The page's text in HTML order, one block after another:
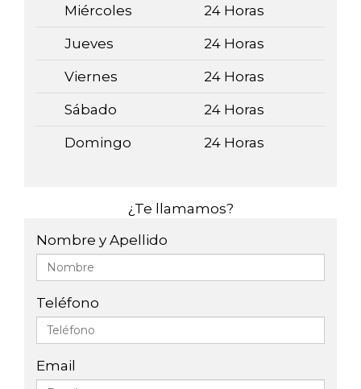
Miércoles 24 Horas
Jueves 24 Horas
Viernes 24 Horas
Sábado 24 Horas
Domingo 24 Horas
¿Te llamamos?
Nombre y Apellido
Teléfono
Email